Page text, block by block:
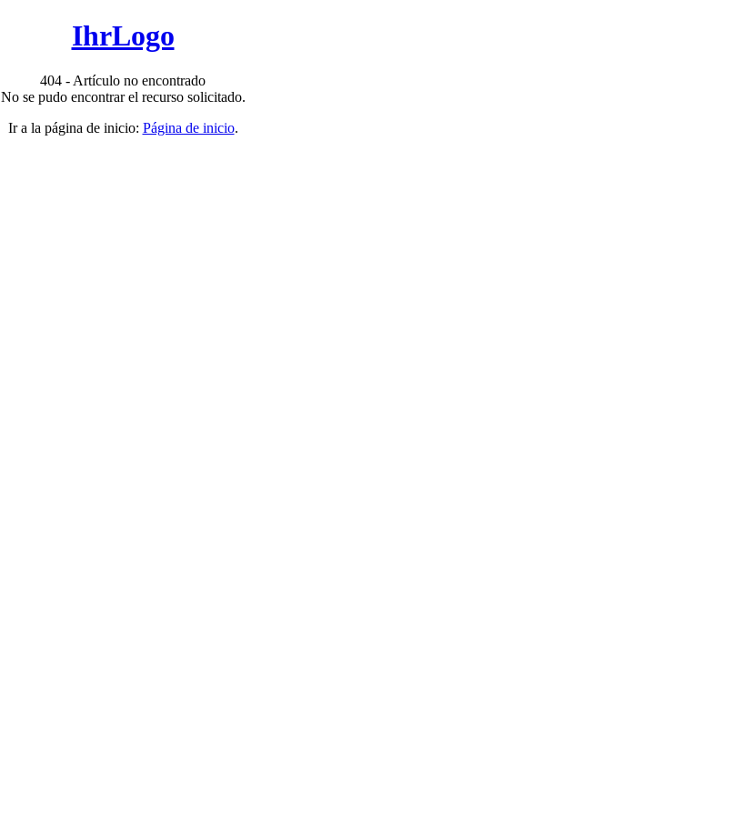
IhrLogo
404 - Artículo no encontrado
No se pudo encontrar el recurso solicitado.
Ir a la página de inicio: Página de inicio.